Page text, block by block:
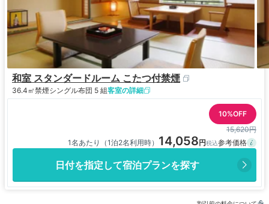
和室 スタンダードルーム こたつ付禁煙
36.4㎡禁煙シングル布団 5 組客室の詳細
10%OFF
15,620円
1名あたり（1泊2名利用時） 14,058
日付を指定して宿泊プランを探す